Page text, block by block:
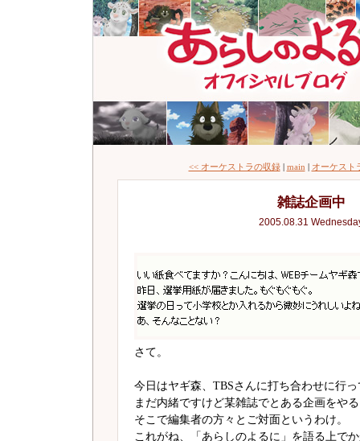
<< オーケストラの収録| main | オーケスト
雑誌企画中
2005.08.31
さて。
今日はヤギ森、TBSさんに打ち合わせに行
まだ内緒ですけど某雑誌でとある企画をや
そこで編集者の方々とご対面というわけ。
これがね、「あらしのよるに」を語る上で